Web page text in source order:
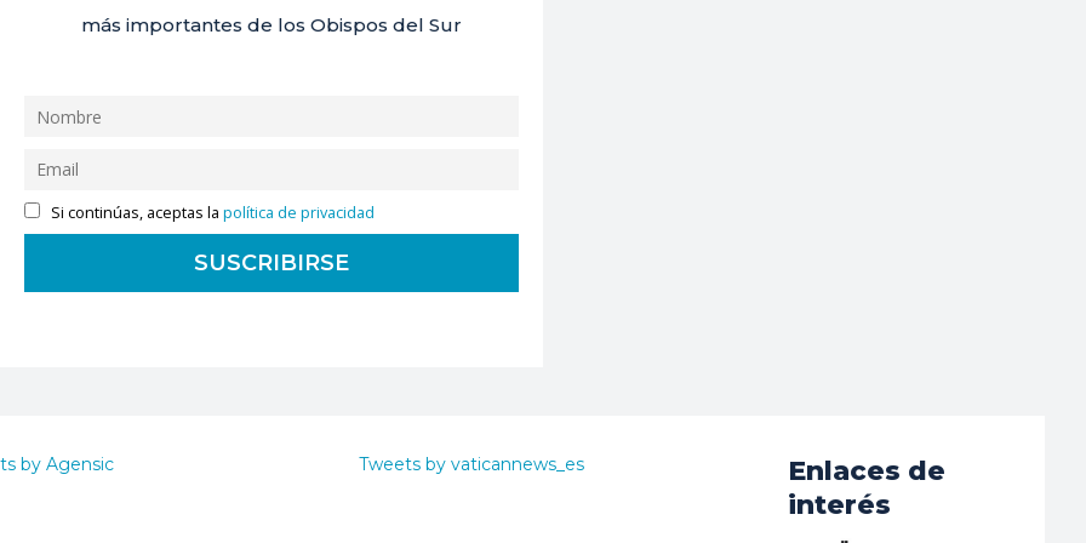
más importantes de los Obispos del Sur
Si continúas, aceptas lapolítica de privacidad
by Agensic Tweets by vaticannews_es
Enlaces de
interés